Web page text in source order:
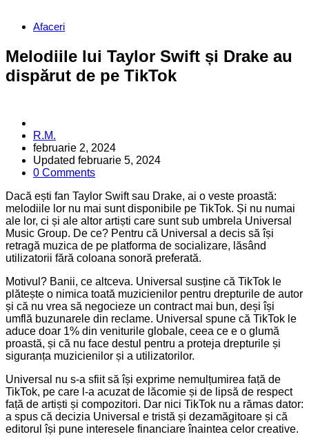
Categories
Afaceri
Melodiile lui Taylor Swift și Drake au
dispărut de pe TikTok
Posted
by
R.M.
februarie 2, 2024
Updated februarie 5, 2024
0 Comments
Dacă ești fan Taylor Swift sau Drake, ai o veste proastă:
melodiile lor nu mai sunt disponibile pe TikTok. Și nu numai
ale lor, ci și ale altor artiști care sunt sub umbrela Universal
Music Group. De ce? Pentru că Universal a decis să își
retragă muzica de pe platforma de socializare, lăsând
utilizatorii fără coloana sonoră preferată.
Motivul? Banii, ce altceva. Universal susține că TikTok le
plătește o nimica toată muzicienilor pentru drepturile de autor
și că nu vrea să negocieze un contract mai bun, deși își
umflă buzunarele din reclame. Universal spune că TikTok le
aduce doar 1% din veniturile globale, ceea ce e o glumă
proastă, și că nu face destul pentru a proteja drepturile și
siguranța muzicienilor și a utilizatorilor.
Universal nu s-a sfiit să își exprime nemulțumirea față de
TikTok, pe care l-a acuzat de lăcomie și de lipsă de respect
față de artiști și compozitori. Dar nici TikTok nu a rămas dator:
a spus că decizia Universal e tristă și dezamăgitoare și că
editorul își pune interesele financiare înaintea celor creative.